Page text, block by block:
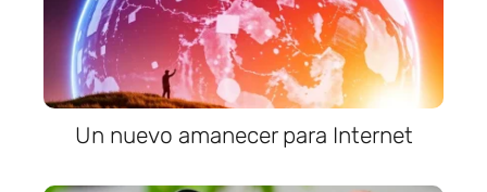
Un nuevo amanecer para Internet